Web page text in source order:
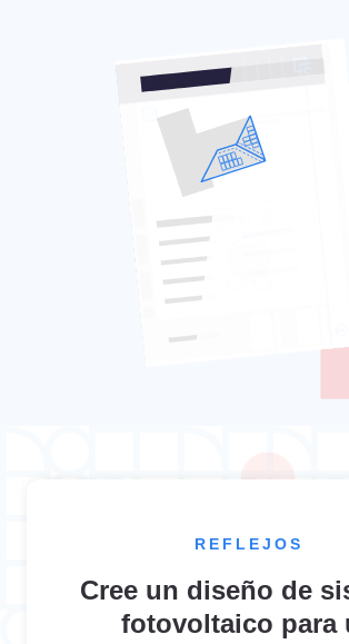
REFLEJOS
Cree un diseño de
fotovoltaico para